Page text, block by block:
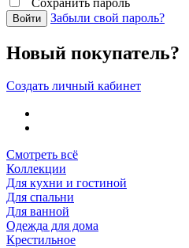
Войти Забыли свой пароль?
Новый покупатель?
Создать личный кабинет
Смотреть всё
Коллекции
Для кухни и гостиной
Для спальни
Для ванной
Одежда для дома
Крестильное